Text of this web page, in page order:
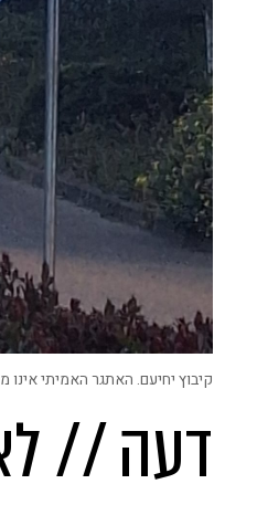
קיבוץ יחיעם. האתגר האמיתי אינו
דעה //